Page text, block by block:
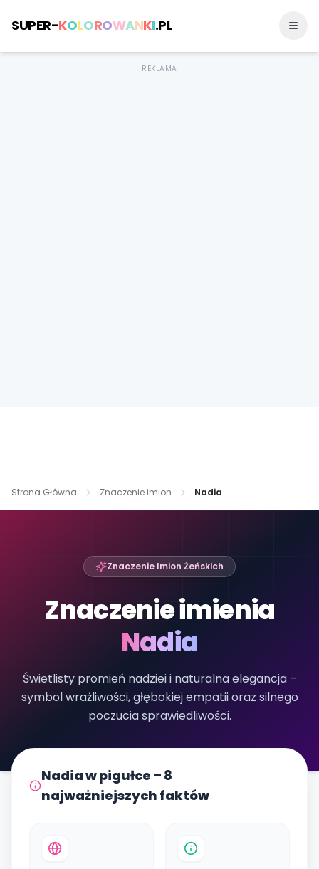
SUPER-KOLOROWANKI.PL
REKLAMA
Strona Główna Znaczenie imion Nadia
Znaczenie Imion Żeńskich
Znaczenie imienia
Nadia
Świetlisty promień nadziei i naturalna elegancja –
symbol wrażliwości, głębokiej empatii oraz silnego
poczucia sprawiedliwości.
Nadia w pigułce – 8
najważniejszych faktów